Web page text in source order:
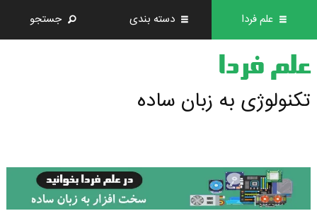
علم فردا دسته بندی جستجو
علم فردا
تکنولوژی به زبان ساده